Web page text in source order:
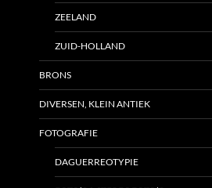
ZEELAND
ZUID-HOLLAND
BRONS
DIVERSEN, KLEIN ANTIEK
FOTOGRAFIE
DAGUERREOTYPIE